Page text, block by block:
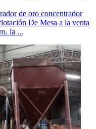
de oro concentrador
De Mesa a la venta
la ...